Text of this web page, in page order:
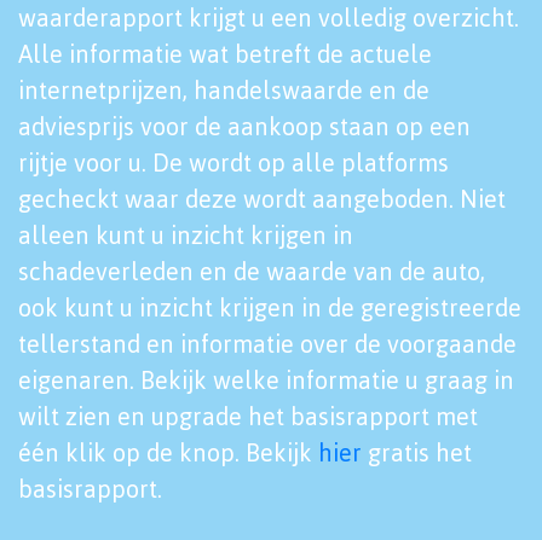
waarderapport krijgt u een volledig overzicht.
Alle informatie wat betreft de actuele
internetprijzen, handelswaarde en de
adviesprijs voor de aankoop staan op een
rijtje voor u. De wordt op alle platforms
gecheckt waar deze wordt aangeboden. Niet
alleen kunt u inzicht krijgen in
schadeverleden en de waarde van de auto,
ook kunt u inzicht krijgen in de geregistreerde
tellerstand en informatie over de voorgaande
eigenaren. Bekijk welke informatie u graag in
wilt zien en upgrade het basisrapport met
één klik op de knop. Bekijk hier gratis het
basisrapport.